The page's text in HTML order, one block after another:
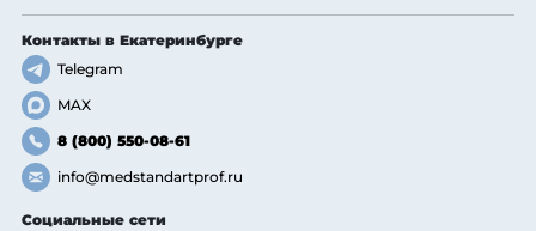
Контакты в Екатеринбурге
Telegram
MAX
8 (800) 550-08-61
info@medstandartprof.ru
Социальные сети